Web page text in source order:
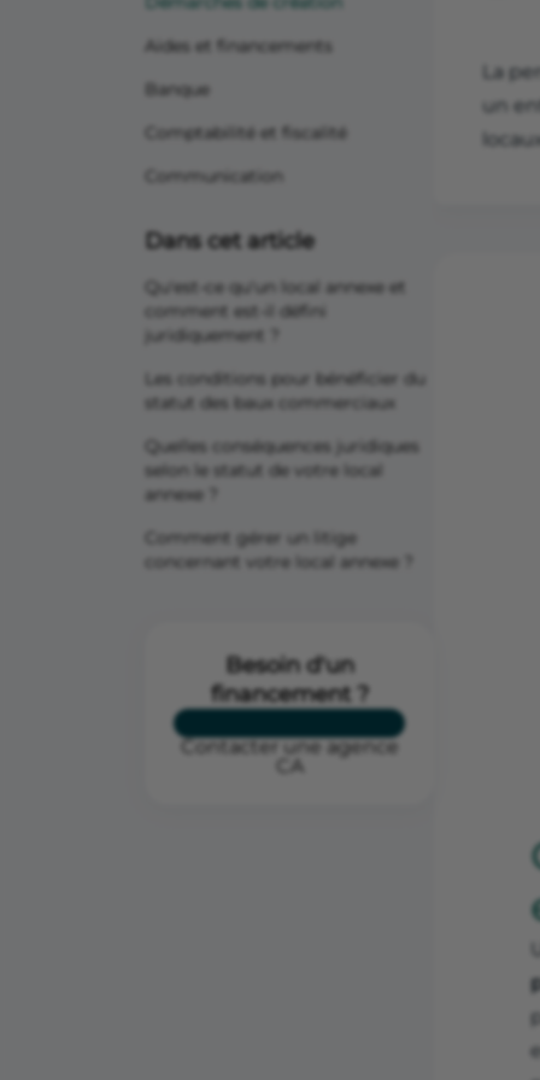
Aides et financements
Banque
Comptabilité et fiscalité
Communication
Dans cet article
Qu'est-ce qu'un local annexe et
comment est-il défini
juridiquement ?
Les conditions pour bénéficier du
statut des baux commerciaux
Quelles conséquences juridiques
selon le statut de votre local
annexe ?
Comment gérer un litige
concernant votre local annexe ?
Besoin d'un
financement ?
Contacter une agence
CA
La
un